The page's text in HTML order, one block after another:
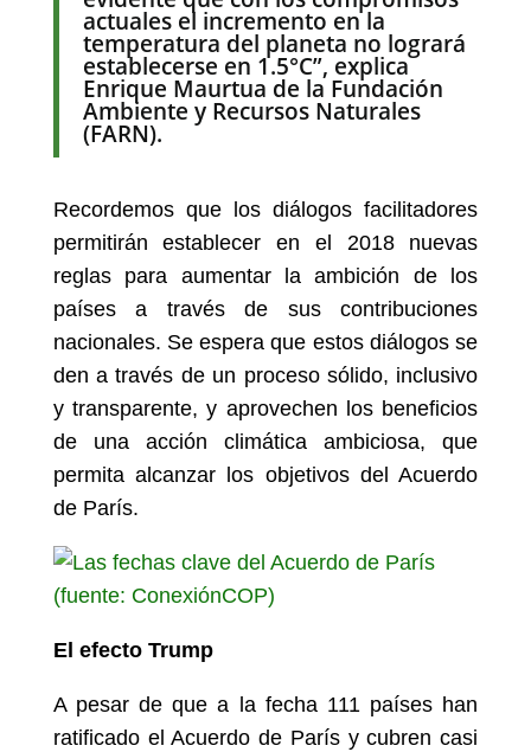
actuales el incremento en la
temperatura del planeta no logrará
establecerse en 1.5°C”, explica
Enrique Maurtua de laFundación
Ambiente y Recursos Naturales
(FARN).
Recordemos que los diálogos facilitadores
permitirán establecer en el 2018 nuevas
reglas para aumentar la ambición de los
países a través de sus contribuciones
nacionales. Se espera que estos diálogos se
den a través de un proceso sólido, inclusivo
y transparente, y aprovechen los beneficios
de una acción climática ambiciosa, que
permita alcanzar los objetivos del Acuerdo
de París.
El efecto Trump
A pesar de que a la fecha 111 países han
ratificado el Acuerdo de París y cubren casi